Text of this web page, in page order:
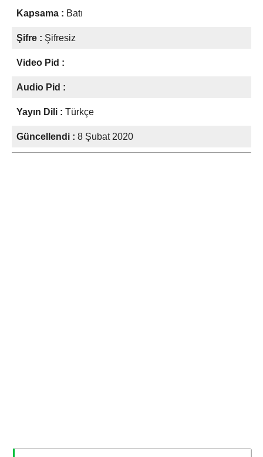
Kapsama : Batı
Şifre : Şifresiz
Video Pid :
Audio Pid :
Yayın Dili : Türkçe
Güncellendi : 8 Şubat 2020